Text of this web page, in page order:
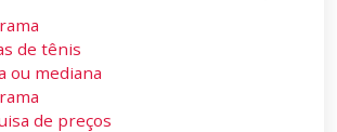
de tênis
ou mediana
de preços